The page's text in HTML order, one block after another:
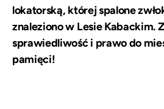
lokatorską, której spalone
znaleziono w Lesie Kabackim.
sprawiedliwość i prawo do
pamięci!